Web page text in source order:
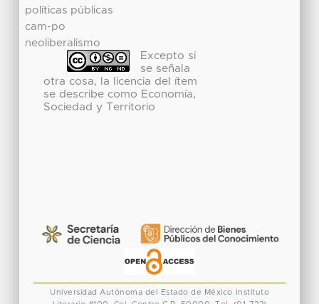
políticas públicas
cam-po
neoliberalismo
Excepto si
se señala
otra cosa, la licencia del ítem
se describe como Economía,
Sociedad y Territorio
Universidad Autónoma del Estado de México
Instituto